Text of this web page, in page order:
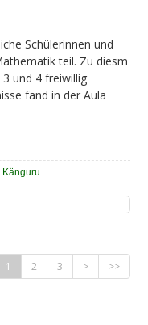
Schülerinnen und
teil. Zu diesm
und 4 freiwillig
fand in der Aula
Känguru
1 2 3 > >>